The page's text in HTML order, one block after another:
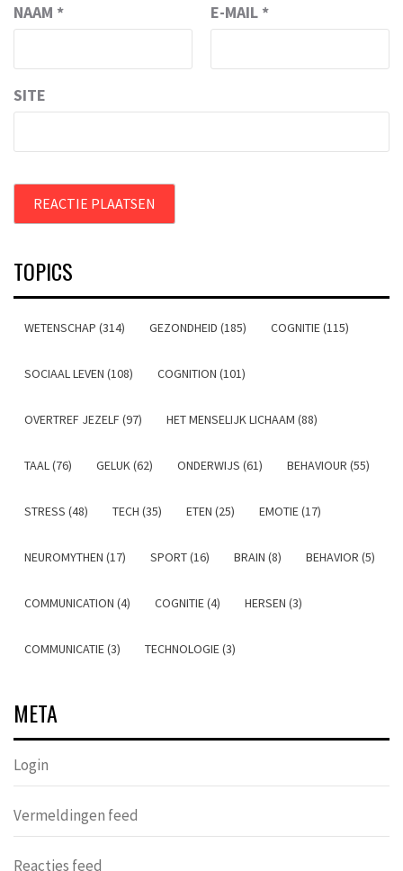
NAAM * E-MAIL *
SITE
TOPICS
WETENSCHAP (314) GEZONDHEID (185) COGNITIE (115)
SOCIAAL LEVEN (108) COGNITION (101)
OVERTREF JEZELF (97) HET MENSELIJK LICHAAM (88)
TAAL (76) GELUK (62) ONDERWIJS (61) BEHAVIOUR (55)
STRESS (48) TECH (35) ETEN (25) EMOTIE (17)
NEUROMYTHEN (17) SPORT (16) BRAIN (8) BEHAVIOR (5)
COMMUNICATION (4) COGNITIE (4) HERSEN (3)
COMMUNICATIE (3) TECHNOLOGIE (3)
META
Login
Vermeldingen feed
Reacties feed